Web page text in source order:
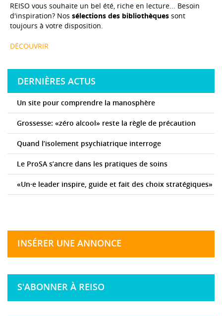
REISO vous souhaite un bel été, riche en lecture... Besoin
d'inspiration? Nos sélections des bibliothèques sont
toujours à votre disposition.
DÉCOUVRIR
DERNIÈRES ACTUS
Un site pour comprendre la manosphère
Grossesse: «zéro alcool» reste la règle de précaution
Quand l’isolement psychiatrique interroge
Le ProSA s’ancre dans les pratiques de soins
«Un·e leader inspire, guide et fait des choix stratégiques»
INSÉRER UNE ANNONCE
S'ABONNER À REISO